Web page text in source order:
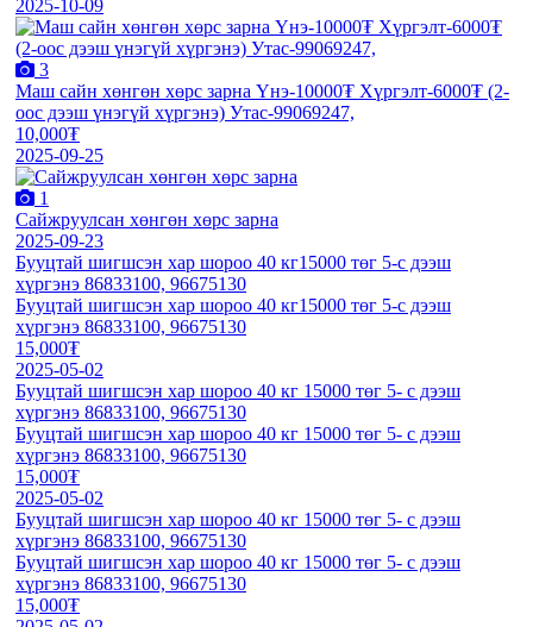
2025-10-09
3
Маш сайн хөнгөн хөрс зарна Үнэ-10000₮ Хүргэлт-6000₮ (2-
оос дээш үнэгүй хүргэнэ) Утас-99069247,
10,000₮
2025-09-25
1
Сайжруулсан хөнгөн хөрс зарна
2025-09-23
Бууцтай шигшсэн хар шороо 40 кг15000 төг 5-с дээш
хүргэнэ 86833100, 96675130
Бууцтай шигшсэн хар шороо 40 кг15000 төг 5-с дээш
хүргэнэ 86833100, 96675130
15,000₮
2025-05-02
Бууцтай шигшсэн хар шороо 40 кг 15000 төг 5- с дээш
хүргэнэ 86833100, 96675130
Бууцтай шигшсэн хар шороо 40 кг 15000 төг 5- с дээш
хүргэнэ 86833100, 96675130
15,000₮
2025-05-02
Бууцтай шигшсэн хар шороо 40 кг 15000 төг 5- с дээш
хүргэнэ 86833100, 96675130
Бууцтай шигшсэн хар шороо 40 кг 15000 төг 5- с дээш
хүргэнэ 86833100, 96675130
15,000₮